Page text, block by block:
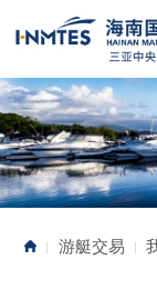
| 游艇交易 |